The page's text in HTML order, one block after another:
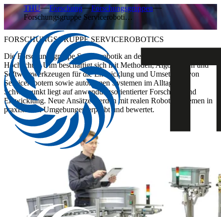
THU Forschung
Forschungsgruppen
Forschungsgruppe Serviceroboti…
FORSCHUNGSGRUPPE SERVICEROBOTICS
Die Forschungsgruppe Servicerobotik an der Technischen
Hochschule Ulm beschäftigt sich mit Methoden, Algorithmen und
Softwarewerkzeugen für die Entwicklung und Umsetzung von
Servicerobotern sowie autonomen Systemen im Alltag. Der
Schwerpunkt liegt auf anwendungsorientierter Forschung und
Entwicklung. Neue Ansätze werden mit realen Robotersystemen in
praxisnahen Umgebungen erprobt und bewertet.